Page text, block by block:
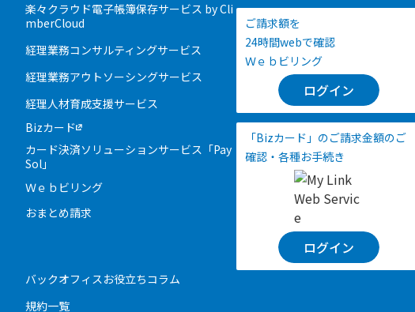
楽々クラウド電子帳簿保存サービス by Cli
mberCloud
経理業務コンサルティングサービス
経理業務アウトソーシングサービス
経理人材育成支援サービス
Bizカード
カード決済ソリューションサービス「Pay
Sol」
Ｗｅｂビリング
おまとめ請求
バックオフィスお役立ちコラム
規約一覧
ご請求額を
24時間webで確認
Ｗｅｂビリング
ログイン
「Bizカード」のご請求金額のご
確認・各種お手続き
ログイン